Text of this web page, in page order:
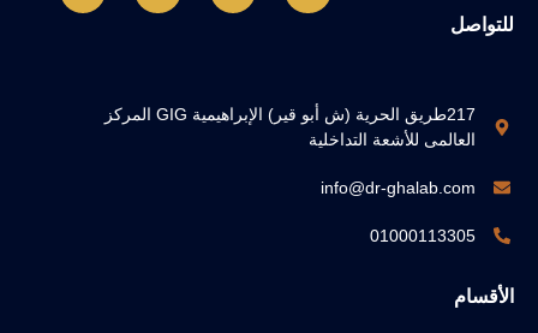
للتواصل
217طريق الحرية (ش أبو قير) الإبراهيمية GIG المركز
العالمى للأشعة التداخلية
info@dr-ghalab.com
01000113305
الأقسام